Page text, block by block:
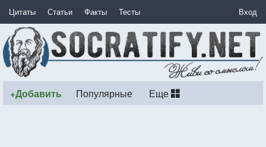
Цитаты Статьи Факты Тесты Вход
+Добавить Популярные Еще